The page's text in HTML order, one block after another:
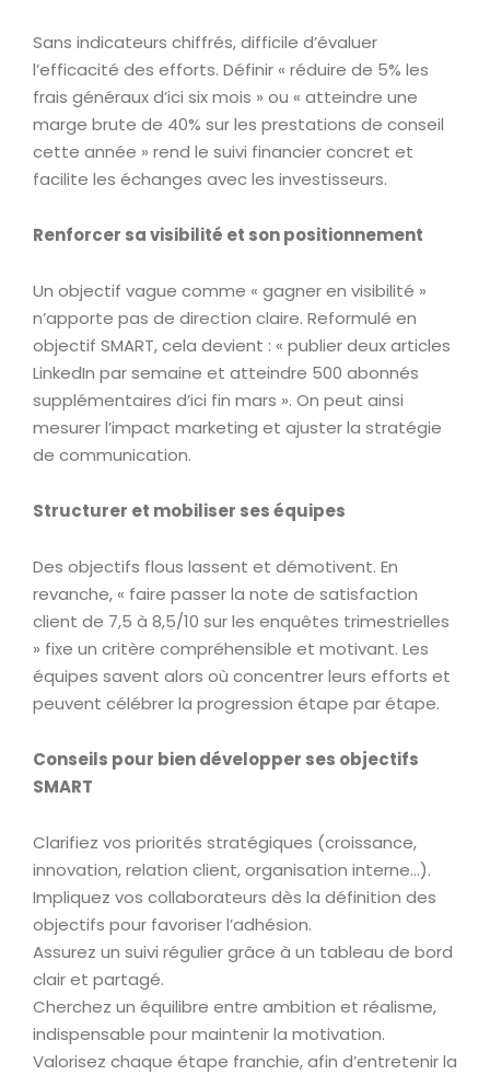
Sans indicateurs chiffrés, difficile d’évaluer
l’efficacité des efforts. Définir « réduire de 5% les
frais généraux d’ici six mois » ou « atteindre une
marge brute de 40% sur les prestations de conseil
cette année » rend le suivi financier concret et
facilite les échanges avec les investisseurs.
Renforcer sa visibilité et son positionnement
Un objectif vague comme « gagner en visibilité »
n’apporte pas de direction claire. Reformulé en
objectif SMART, cela devient : « publier deux articles
LinkedIn par semaine et atteindre 500 abonnés
supplémentaires d’ici fin mars ». On peut ainsi
mesurer l’impact marketing et ajuster la stratégie
de communication.
Structurer et mobiliser ses équipes
Des objectifs flous lassent et démotivent. En
revanche, « faire passer la note de satisfaction
client de 7,5 à 8,5/10 sur les enquêtes trimestrielles
» fixe un critère compréhensible et motivant. Les
équipes savent alors où concentrer leurs efforts et
peuvent célébrer la progression étape par étape.
Conseils pour bien développer ses objectifs
SMART
Clarifiez vos priorités stratégiques (croissance,
innovation, relation client, organisation interne…).
Impliquez vos collaborateurs dès la définition des
objectifs pour favoriser l’adhésion.
Assurez un suivi régulier grâce à un tableau de bord
clair et partagé.
Cherchez un équilibre entre ambition et réalisme,
indispensable pour maintenir la motivation.
Valorisez chaque étape franchie, afin d’entretenir la